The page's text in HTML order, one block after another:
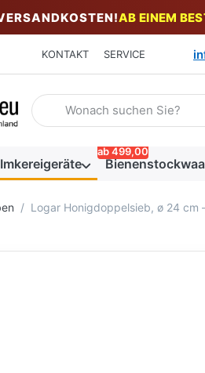
AB EINEM
KONTAKT SERVICE
Geben Sie einen Suchbegriff
Imkereigeräte
ab 499,00
Logar Honigdoppelsieb, ø 24 cm